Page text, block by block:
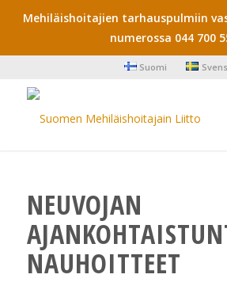
Mehiläishoitajien tarhauspulmiin
numerossa 044 700
Suomi
NEUVOJAN
NAUHOITTEET